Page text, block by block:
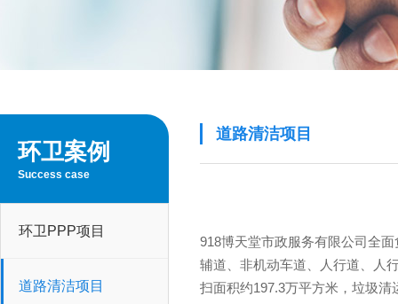
环卫案例
Success case
环卫PPP项目
道路清洁项目
道路清洁项目
918博天堂市政服务
辅道、非机动车道、人行道、人
扫面积约197.3万平方米，垃圾